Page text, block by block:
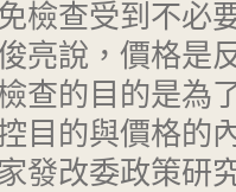
檢查受到不必
亮說，價格是
查的目的是為
目的與價格的
發改委政策研